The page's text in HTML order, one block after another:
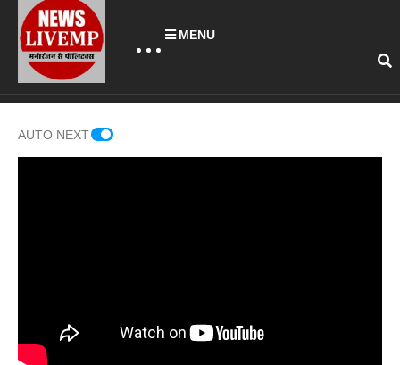
MENU
AUTO NEXT